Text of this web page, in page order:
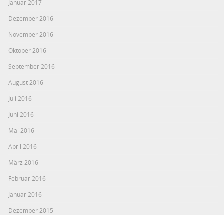
Januar 2017
Dezember 2016
November 2016
Oktober 2016
September 2016
August 2016
Juli 2016
Juni 2016
Mai 2016
April 2016
März 2016
Februar 2016
Januar 2016
Dezember 2015